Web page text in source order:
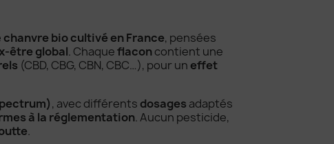
chanvre bio cultivé en France, pensées
être global. Chaqueflaconcontient une
(CBD, CBG, CBN, CBC…), pour un effet
, avec différents dosages adaptés
à la réglementation. Aucun pesticide,
.